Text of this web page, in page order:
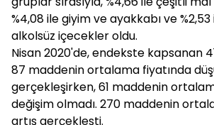
%4,08 ile giyim ve ayakkabı ve %2,53
alkolsüz içecekler oldu.
Nisan 2020'de, endekste kapsanan
87 maddenin ortalama fiyatında
gerçekleşirken, 61 maddenin
değişim olmadı. 270 maddenin
artış gerçekleşti.